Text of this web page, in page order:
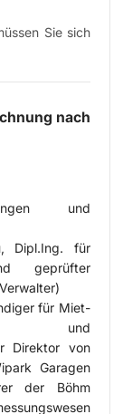
Sie sich
nach
und
Dipl.Ing. für
geprüfter
für Miet-
und
Direktor von
Garagen
der Böhm